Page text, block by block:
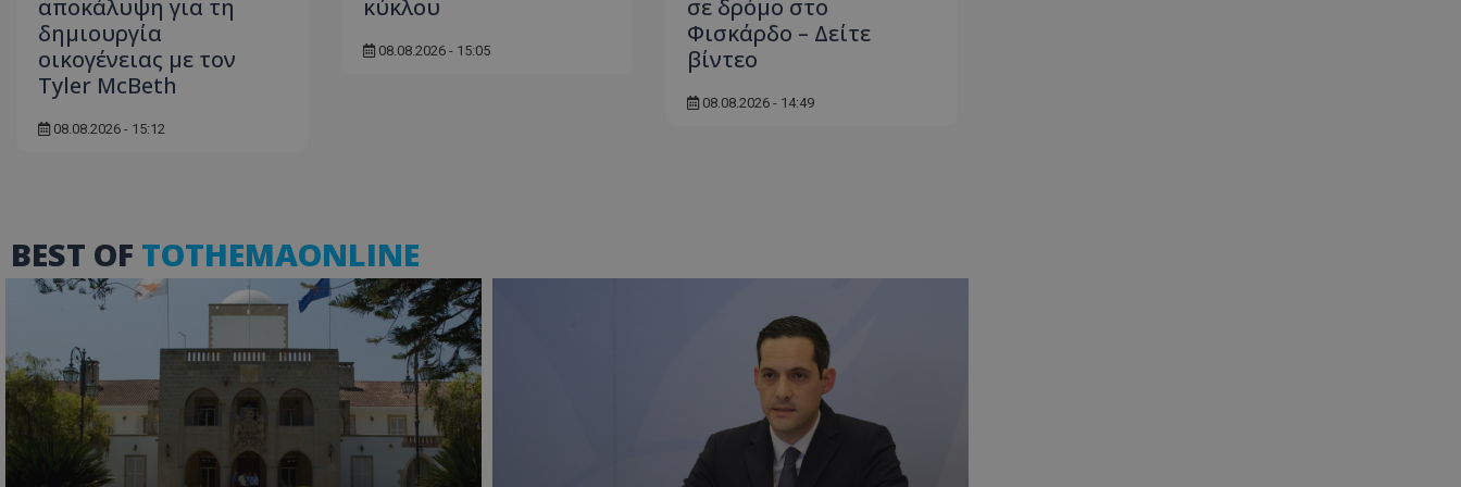
αποκάλυψη για τη
δηµιουργία
οικογένειας με τον
Tyler McBeth
08.08.2026 - 15:12
κύκλου
08.08.2026 - 15:05
σε δρόμο στο
Φισκάρδο – Δείτε
βίντεο
08.08.2026 - 14:49
BEST OF TOTHEMAONLINE
δευτερόλεπτα
Microsoft Corporation
lifenewscy.tothemaonline.com
συνεδρία
χρήστες παραμένουν συνδεδεμένοι
CookieScriptConsent
4 εβδομάδες
2 μέρες
προτιμήσεις συναίνεσης cookie
επισκέπτη Είναι απαραίτητο το
banner cookie Cookie-Script.com
να λειτουργεί σωστά.